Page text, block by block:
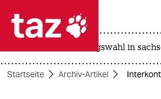
 taz zahl ich
taz zahl ich
landtagswahl in
Startseite Archiv-Artikel